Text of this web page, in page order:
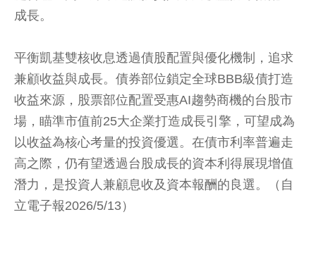
成長。
平衡凱基雙核收息透過債股配置與優化機制，追求
兼顧收益與成長。債券部位鎖定全球BBB級債打造
收益來源，股票部位配置受惠AI趨勢商機的台股市
場，瞄準市值前25大企業打造成長引擎，可望成為
以收益為核心考量的投資優選。在債市利率普遍走
高之際，仍有望透過台股成長的資本利得展現增值
潛力，是投資人兼顧息收及資本報酬的良選。（自
立電子報2026/5/13）